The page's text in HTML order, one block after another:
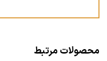
محصولات مرتبط